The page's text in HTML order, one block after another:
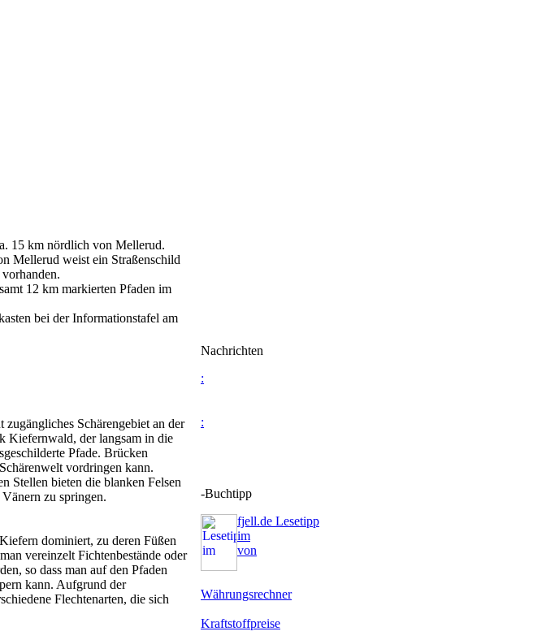
15 km nördlich von Mellerud.
Mellerud weist ein Straßenschild
12 km markierten Pfaden im
bei der Informationstafel am
Schärengebiet an der
Kiefernwald, der langsam in die
Pfade. Brücken
vordringen kann.
Stellen bieten die blanken Felsen
zu springen.
dominiert, zu deren Füßen
vereinzelt Fichtenbestände oder
so dass man auf den Pfaden
kann. Aufgrund der
Flechtenarten, die sich
Nachrichten
:
:
-Buchtipp
fjell.de Lesetipp
im
von
Währungsrechner
Kraftstoffpreise